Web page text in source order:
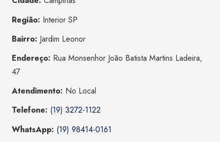
Região: Interior SP
Bairro: Jardim Leonor
Endereço: Rua Monsenhor João Batista Martins Ladeira,
47
Atendimento: No Local
Telefone: (19) 3272-1122
WhatsApp: (19) 98414-0161